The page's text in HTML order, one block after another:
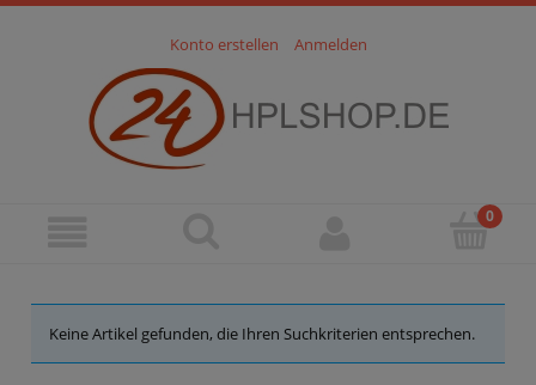
Konto erstellen Anmelden
Keine Artikel gefunden, die Ihren Suchkriterien entsprechen.